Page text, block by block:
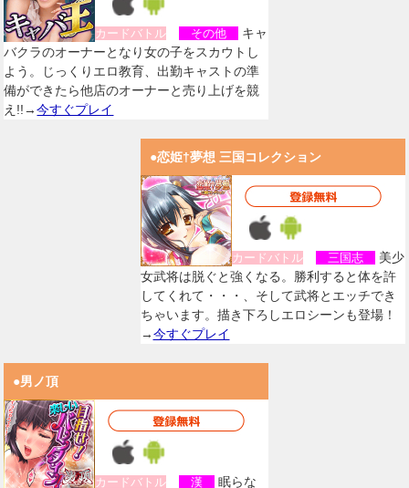
カードバトル その他
キャ
バクラのオーナーとなり女の子をスカウトし
よう。じっくりエロ教育、出勤キャストの準
備ができたら他店のオーナーと売り上げを競
え!!→今すぐプレイ
●恋姫†夢想 三国コレクション
カードバトル 三国志
美少
女武将は脱ぐと強くなる。勝利すると体を許
してくれて・・・、そして武将とエッチでき
ちゃいます。描き下ろしエロシーンも登場！
→今すぐプレイ
●男ノ頂
カードバトル 漢
眠らな